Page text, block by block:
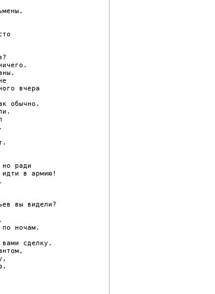
вчера
обычно.
ради
в армию!
вы видели?
ночам.
сделку.